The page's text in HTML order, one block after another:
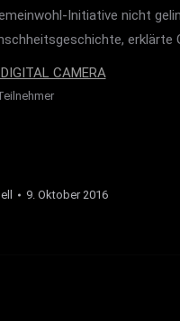
Initiative nicht
erklärte
9. Oktober 2016